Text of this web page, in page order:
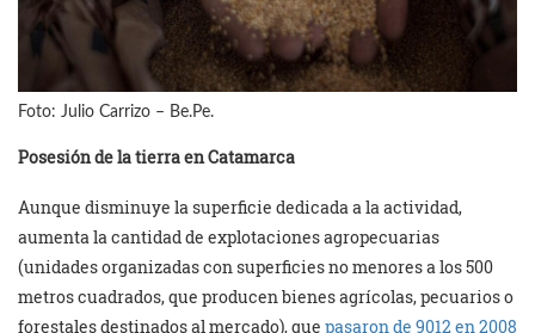
Foto: Julio Carrizo – Be.Pe.
Posesión de la tierra en Catamarca
Aunque disminuye la superficie dedicada a la actividad,
aumenta la cantidad de explotaciones agropecuarias
(unidades organizadas con superficies no menores a los 500
metros cuadrados, que producen bienes agrícolas, pecuarios o
forestales destinados al mercado), que pasaron de 9012 en 2008